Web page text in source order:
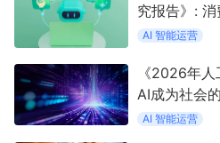
究报告》:
AI 智能运营
《2026年
AI成为社会
AI 智能运营